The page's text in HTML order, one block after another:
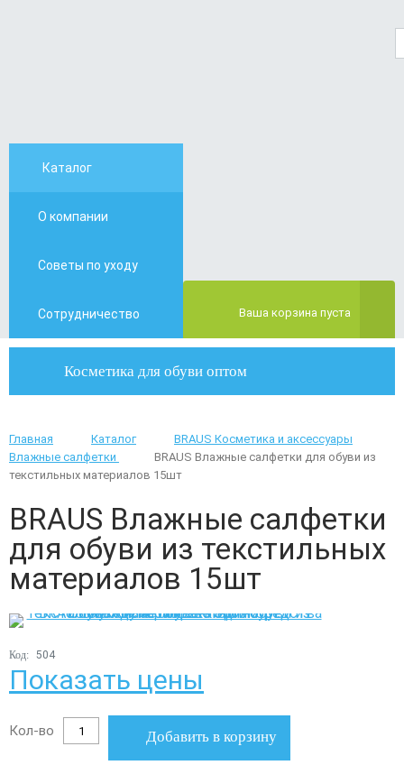
Каталог
О компании
Советы по уходу
Сотрудничество Ваша корзина пуста
Косметика для обуви оптом
Главная Каталог
BRAUS Косметика и аксессуары
Влажные салфетки
BRAUS Влажные салфетки для обуви из
текстильных материалов 15шт
BRAUS Влажные салфетки
для обуви из текстильных
материалов 15шт
Код: 504
Показать цены
Кол-во Добавить в корзину